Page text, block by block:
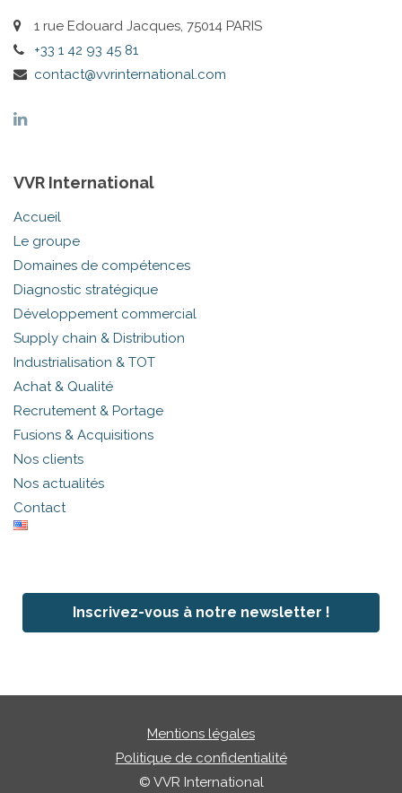
1 rue Edouard Jacques, 75014 PARIS
+33 1 42 93 45 81
contact@vvrinternational.com
VVR International
Accueil
Le groupe
Domaines de compétences
Diagnostic stratégique
Développement commercial
Supply chain & Distribution
Industrialisation & TOT
Achat & Qualité
Recrutement & Portage
Fusions & Acquisitions
Nos clients
Nos actualités
Contact
Inscrivez-vous à notre newsletter !
Mentions légales
Politique de confidentialité
© VVR International